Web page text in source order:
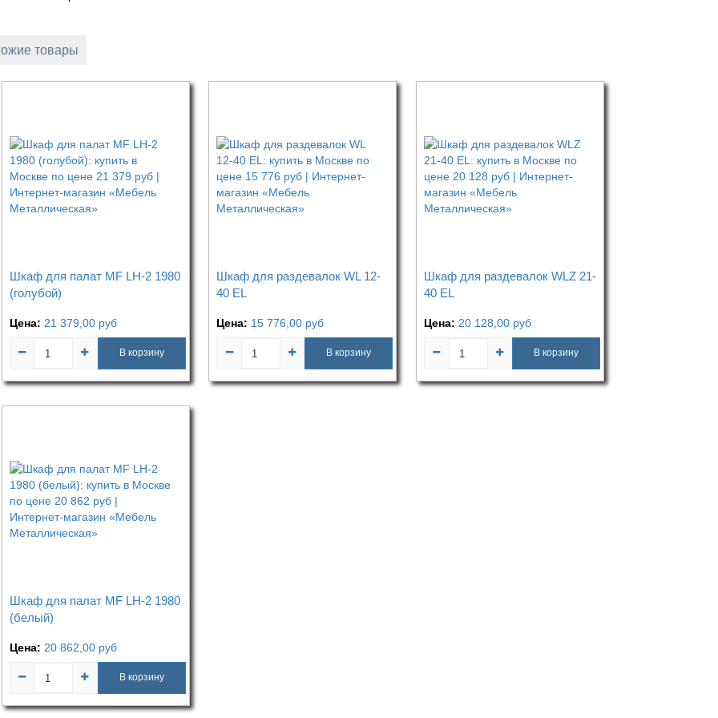
товары
Шкаф для палат MF LH-2 1980
(голубой)
Цена: 21 379,00 руб
В корзину
Шкаф для раздевалок WL 12-
40 EL
Цена: 15 776,00 руб
В корзину
Шкаф для раздевалок WLZ 21-
40 EL
Цена: 20 128,00 руб
В корзину
Шкаф для палат MF LH-2 1980
(белый)
Цена: 20 862,00 руб
В корзину